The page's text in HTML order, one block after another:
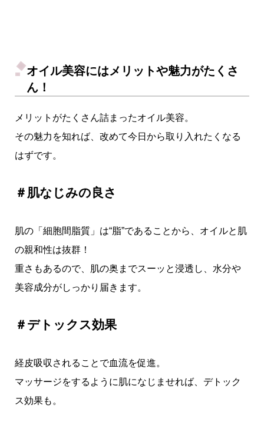
オイル美容にはメリットや魅力がたくさ
ん！
メリットがたくさん詰まったオイル美容。
その魅力を知れば、改めて今日から取り入れたくなる
はずです。
＃肌なじみの良さ
肌の「細胞間脂質」は“脂”であることから、オイルと肌
の親和性は抜群！
重さもあるので、肌の奥までスーッと浸透し、水分や
美容成分がしっかり届きます。
＃デトックス効果
経皮吸収されることで血流を促進。
マッサージをするように肌になじませれば、デトック
ス効果も。